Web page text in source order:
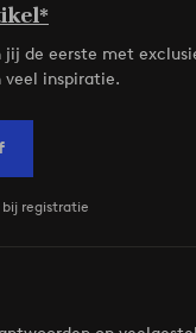
de eerste met
veel inspiratie.
registratie